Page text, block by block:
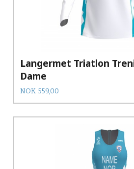
Langermet Triatlon
Dame
Pris
NOK 559,00